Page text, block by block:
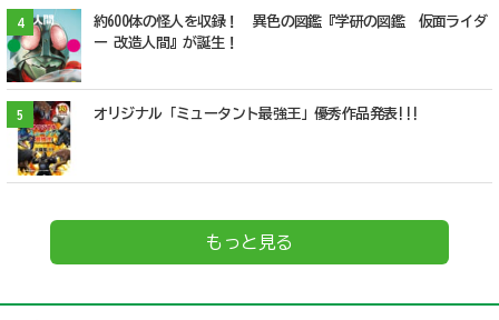
4
約600体の怪人を収録！ 異色の図鑑『学研の図鑑 仮面ライダ
ー 改造人間』が誕生！
5 オリジナル「ミュータント最強王」優秀作品発表!!!
もっと見る